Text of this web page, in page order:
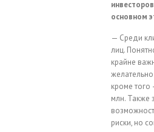
основном
— Среди
лиц.
крайне
кроме
млн. Также
риски, но